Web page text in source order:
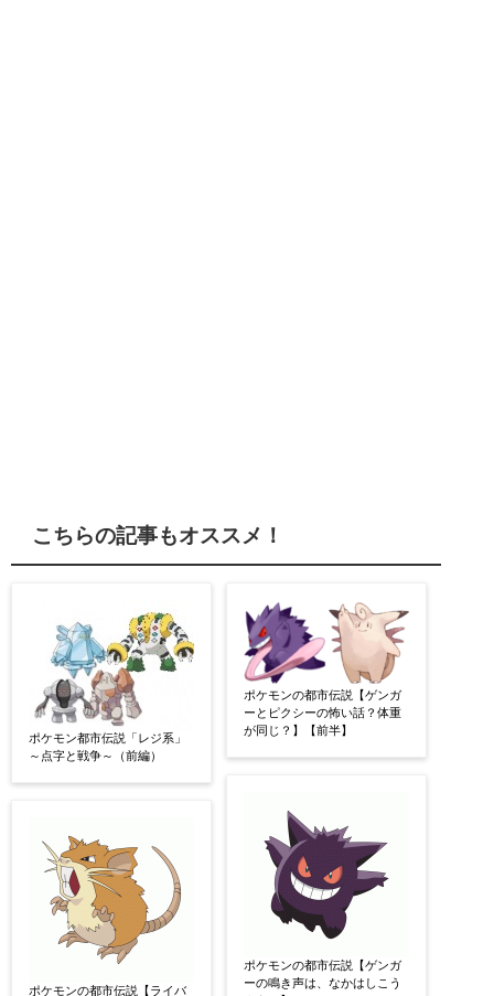
こちらの記事もオススメ！
ポケモン都市伝説「レジ系」
～点字と戦争～（前編）
ポケモンの都市伝説【ライバ
ポケモンの都市伝説【ゲンガ
ーとピクシーの怖い話？体重
が同じ？】【前半】
ポケモンの都市伝説【ゲンガ
ーの鳴き声は、なかはしこう